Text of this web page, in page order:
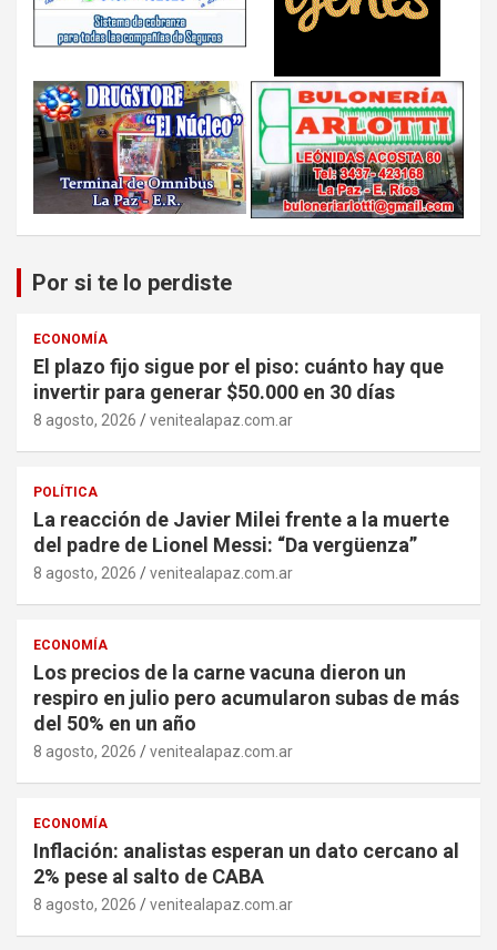
Por si te lo perdiste
ECONOMÍA
El plazo fijo sigue por el piso: cuánto hay que
invertir para generar $50.000 en 30 días
8 agosto, 2026 venitealapaz.com.ar
POLÍTICA
La reacción de Javier Milei frente a la muerte
del padre de Lionel Messi: “Da vergüenza”
8 agosto, 2026 venitealapaz.com.ar
ECONOMÍA
Los precios de la carne vacuna dieron un
respiro en julio pero acumularon subas de más
del 50% en un año
8 agosto, 2026 venitealapaz.com.ar
ECONOMÍA
Inflación: analistas esperan un dato cercano al
2% pese al salto de CABA
8 agosto, 2026 venitealapaz.com.ar